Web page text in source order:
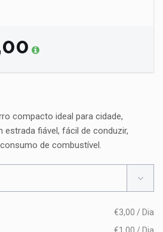
compacto ideal para cidade,
fiável, fácil de conduzir,
de combustível.
€3,00 / Dia